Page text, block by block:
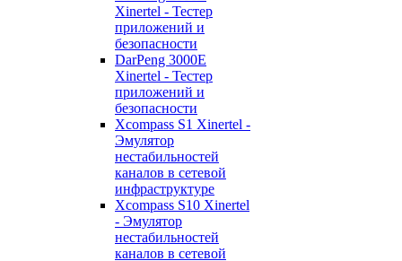
Xinertel - Тестер
приложений и
безопасности
DarPeng 3000E
Xinertel - Тестер
приложений и
безопасности
Xcompass S1 Xinertel -
Эмулятор
нестабильностей
каналов в сетевой
инфраструктуре
Xcompass S10 Xinertel
- Эмулятор
нестабильностей
каналов в сетевой